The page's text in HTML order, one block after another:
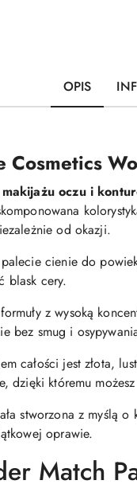
OPIS
Cosmetics
oczu i
od okazji.
cienie do
blask cery.
z wysoką
bez smug i
całości jest złota,
dzięki któremu
stworzona z myślą
oprawie.
Match